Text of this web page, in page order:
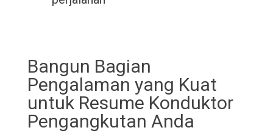
Bangun Bagian
Pengalaman yang Kuat
untuk Resume Konduktor
Pengangkutan Anda